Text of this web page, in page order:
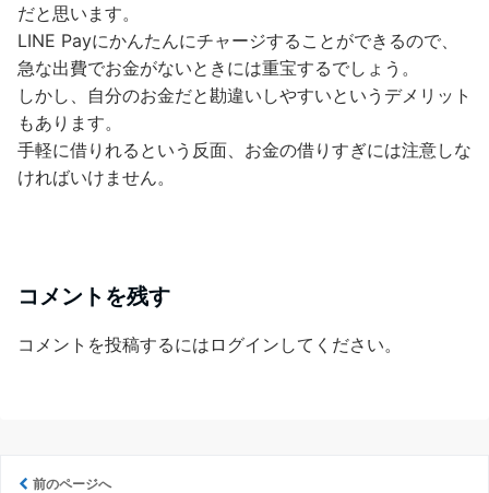
だと思います。
LINE Payにかんたんにチャージすることができるので、
急な出費でお金がないときには重宝するでしょう。
しかし、自分のお金だと勘違いしやすいというデメリット
もあります。
手軽に借りれるという反面、お金の借りすぎには注意しな
ければいけません。
コメントを残す
コメントを投稿するには ログイン してください。
前のページへ